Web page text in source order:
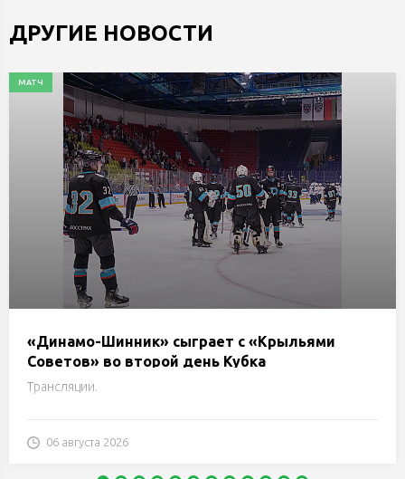
ДРУГИЕ НОВОСТИ
МАТЧ
«Динамо-Шинник» сыграет с «Крыльями
Советов» во второй день Кубка
председателя Бобруйского горисполкома
Трансляции.
06 августа 2026